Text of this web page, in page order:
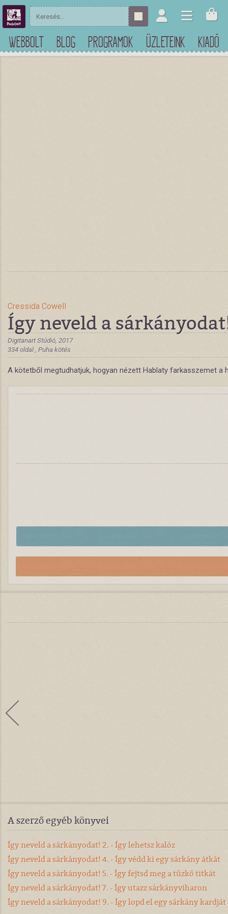
WEBBOLT BLOG PROGRAMOK ÜZLETEINK KIADÓ
Cressida Cowell
Így neveld a
Digitanart Stúdió, 2017
334 oldal , Puha kötés
A kötetből megtudhatjuk, hogyan nézett Hablaty farkasszemet a
A szerző egyéb könyvei
Így neveld a sárkányodat! 2. - Így lehetsz kalóz
Így neveld a sárkányodat! 4. - Így védd ki egy sárkány átkát
Így neveld a sárkányodat! 5. - Így fejtsd meg a tűzkő titkát
Így neveld a sárkányodat! 7. - Így utazz sárkányviharon
Így neveld a sárkányodat! 9. - Így lopd el egy sárkány kardját